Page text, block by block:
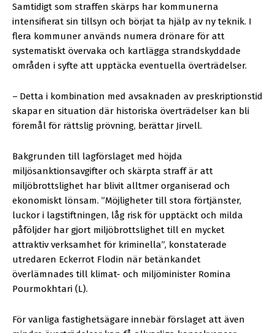
Samtidigt som straffen skärps har kommunerna
intensifierat sin tillsyn och börjat ta hjälp av ny teknik. I
flera kommuner används numera drönare för att
systematiskt övervaka och kartlägga strandskyddade
områden i syfte att upptäcka eventuella överträdelser.
– Detta i kombination med avsaknaden av preskriptionstid
skapar en situation där historiska överträdelser kan bli
föremål för rättslig prövning, berättar Jirvell.
Bakgrunden till lagförslaget med höjda
miljösanktionsavgifter och skärpta straff är att
miljöbrottslighet har blivit alltmer organiserad och
ekonomiskt lönsam. ”Möjligheter till stora förtjänster,
luckor i lagstiftningen, låg risk för upptäckt och milda
påföljder har gjort miljöbrottslighet till en mycket
attraktiv verksamhet för kriminella”, konstaterade
utredaren Eckerrot Flodin när betänkandet
överlämnades till klimat- och miljöminister Romina
Pourmokhtari (L).
För vanliga fastighetsägare innebär förslaget att även